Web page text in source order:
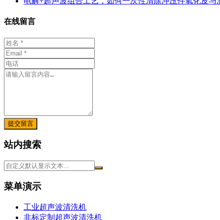
在线留言
提交留言
站内搜索
菜单演示
工业超声波清洗机
非标定制超声波清洗机